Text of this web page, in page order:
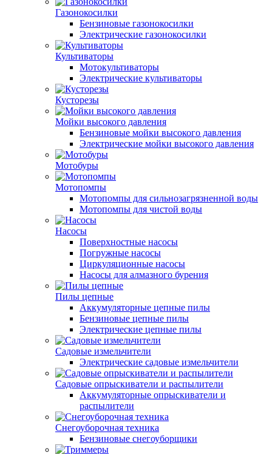
Газонокосилки
Бензиновые газонокосилки
Электрические газонокосилки
Культиваторы
Мотокультиваторы
Электрические культиваторы
Кусторезы
Мойки высокого давления
Бензиновые мойки высокого давления
Электрические мойки высокого давления
Мотобуры
Мотопомпы
Мотопомпы для сильнозагрязненной воды
Мотопомпы для чистой воды
Насосы
Поверхностные насосы
Погружные насосы
Циркуляционные насосы
Насосы для алмазного бурения
Пилы цепные
Аккумуляторные цепные пилы
Бензиновые цепные пилы
Электрические цепные пилы
Садовые измельчители
Электрические садовые измельчители
Садовые опрыскиватели и распылители
Аккумуляторные опрыскиватели и
распылители
Снегоуборочная техника
Бензиновые снегоуборщики